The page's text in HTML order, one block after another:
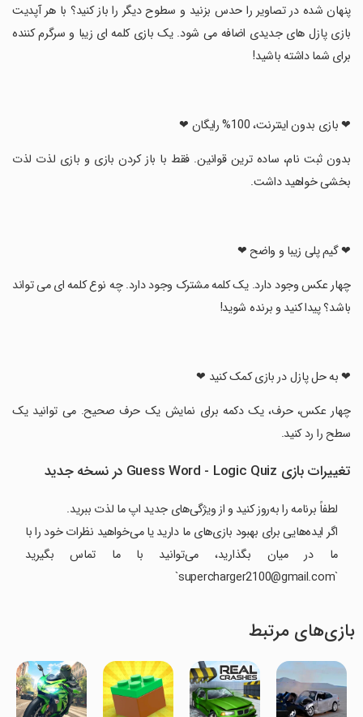
پنهان شده در تصاویر را حدس بزنید و سطوح دیگر را باز کنید؟ با هر آپدیت
بازی پازل های جدیدی اضافه می شود. یک بازی کلمه ای زیبا و سرگرم کننده
برای شما داشته باشید!
‏❤ بازی بدون اینترنت، 100% رایگان ❤
‏بدون ثبت نام، ساده ترین قوانین. فقط با باز کردن بازی و بازی لذت لذت
بخشی خواهید داشت.
‏❤ گیم پلی زیبا و واضح ❤
‏چهار عکس وجود دارد. یک کلمه مشترک وجود دارد. چه نوع کلمه ای می تواند
باشد؟ پیدا کنید و برنده شوید!
‏❤ به حل پازل در بازی کمک کنید ❤
‏چهار عکس، حرف، یک دکمه برای نمایش یک حرف صحیح. می توانید یک
سطح را رد کنید.
تغییرات بازی Guess Word - Logic Quiz در نسخه جدید
لطفاً برنامه را به‌روز کنید و از ویژگی‌های جدید اپ ما لذت ببرید.
اگر ایده‌هایی برای بهبود بازی‌های ما دارید یا می‌خواهید نظرات خود را با
ما در میان بگذارید، می‌توانید با ما تماس بگیرید
`supercharger2100@gmail.com`
بازی‌های مرتبط